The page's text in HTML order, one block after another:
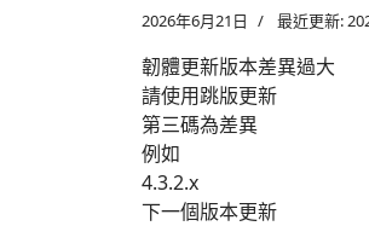
2026年6月21日 最近更新:
韌體更新版本差異過大
請使用跳版更新
第三碼為差異
例如
4.3.2.x
下一個版本更新